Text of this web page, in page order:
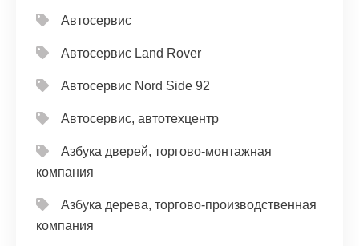
Автосервис
Автосервис Land Rover
Автосервис Nord Side 92
Автосервис, автотехцентр
Азбука дверей, торгово-монтажная
компания
Азбука дерева, торгово-производственная
компания